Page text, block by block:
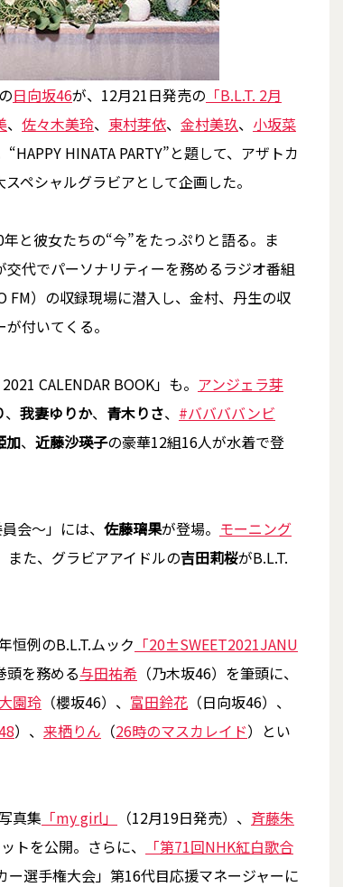
日向坂46が、12月21日発売の 「B.L.T. 2月
、 佐々木美玲、 東村芽依、 金村美玖、 小坂菜
HINATA PARTY”と題して、アザトカ
ペシャルグラビアとして企画した。
と彼女たちの“今”をたっぷりと語る。ま
代でパーソナリティーを務めるラジオ番組
FM）の収録現場に潜入し、金村、丹生の収
付いてくる。
CALENDAR BOOK」も。 アンジェラ芽
、 我妻ゆりか、 青木りさ、 #ババババンビ
加、 近藤沙瑛子の豪華12組16人が水着で登
会～」には、 佐藤璃果が登場。 モーニング
また、グラビアアイドルの吉田莉桜がB.L.T.
恒例のB.L.T.ムック 「20±SWEET2021JANU
頭を務める与田祐希 （乃木坂46）を筆頭に、
大園玲 （櫻坂46）、 富田鈴花 （日向坂46）、
）、 来栖りん （26時のマスカレイド）とい
真集 「my girl」 （12月19日発売）、 斉藤朱
トを公開。さらに、
「第71回NHK紅白歌合
ー選手権大会」第16代目応援マネージャーに